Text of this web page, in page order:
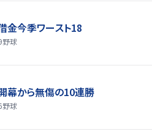
金今季ワースト18
野球
幕から無傷の10連勝
野球